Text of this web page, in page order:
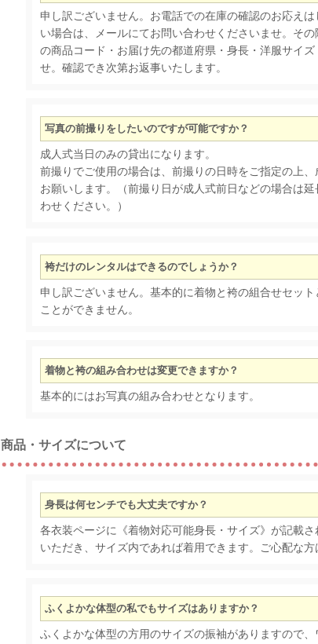
申し訳ございません。お電話での在庫の確認のお応え
い場合は、メールにてお問い合わせくださいませ。そ
の商品コード・お届け先の都道府県・身長・洋服サイ
せ。確認でき次第お返事いたします。
写真の前撮りをしたいのですが可能ですか？
成人式当日のみの貸出になります。
前撮りでご使用の場合は、前撮りの日時をご指定の上
お願いします。（前撮り日が成人式前日などの場合は
わせください。）
袴だけのレンタルはできるのでしょうか？
申し訳ございません。基本的に着物と袴の組合せセッ
ことができません。
着物と袴の組み合わせは変更できますか？
基本的にはお写真の組み合わせとなります。
商品・サイズについて
身長は何センチでも大丈夫ですか？
各衣装ページに《着物対応可能身長・サイズ》が記載
いただき、サイズ内であれば着用できます。ご心配な方
ふくよかな体型の私でもサイズはありますか？
ふくよかな体型の方用のサイズの振袖がありますので